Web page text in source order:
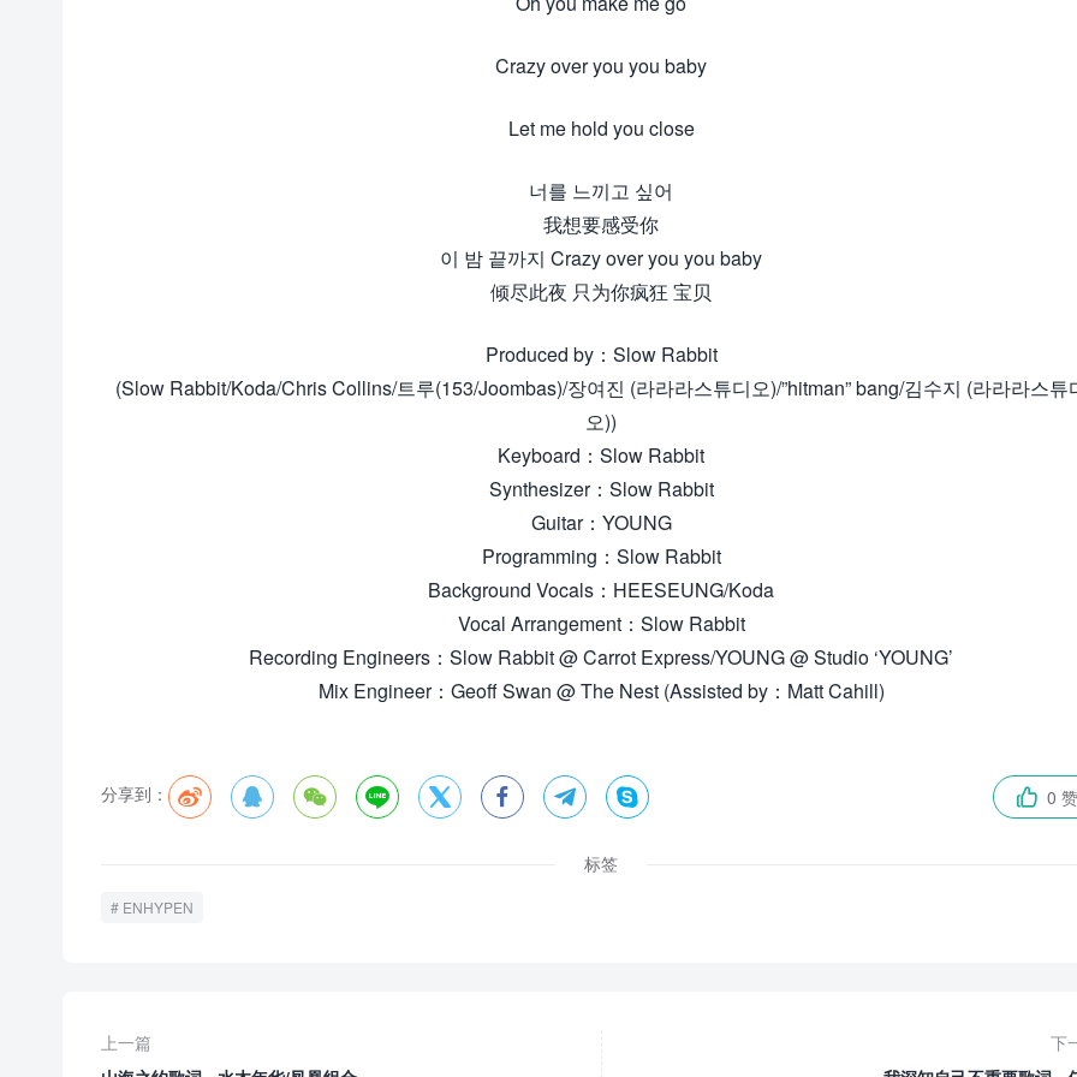
Crazy over you you baby
Let me hold you close
너를 느끼고 싶어
我想要感受你
이 밤 끝까지 Crazy over you you baby
倾尽此夜 只为你疯狂 宝贝
Produced by：Slow Rabbit
(Slow Rabbit/Koda/Chris Collins/트루(153/Joombas)/장여진 (라라라스튜디오)/”hitman” bang/김수지 (라라라스튜
오))
Keyboard：Slow Rabbit
Synthesizer：Slow Rabbit
Guitar：YOUNG
Programming：Slow Rabbit
Background Vocals：HEESEUNG/Koda
Vocal Arrangement：Slow Rabbit
Recording Engineers：Slow Rabbit @ Carrot Express/YOUNG @ Studio ‘YOUNG’
Mix Engineer：Geoff Swan @ The Nest (Assisted by：Matt Cahill)
分享到：          0 赞
标签
ENHYPEN
上一篇
下